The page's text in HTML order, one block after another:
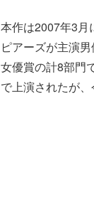
本作は2007年3月
ピアーズが主演
女優賞の計8部門
で上演されたが、